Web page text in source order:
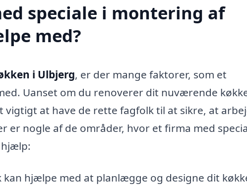
speciale i montering af
med?
i Ulbjerg, er der mange faktorer, som et
Uanset om du renoverer dit nuværende
vigtigt at have de rette fagfolk til at sikre, at
nogle af de områder, hvor et firma med
kan hjælpe med at planlægge og designe dit